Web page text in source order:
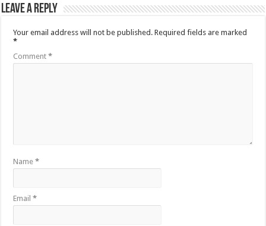
Leave a Reply
Your email address will not be published. Required fields are marked
*
Comment*
Name*
Email*